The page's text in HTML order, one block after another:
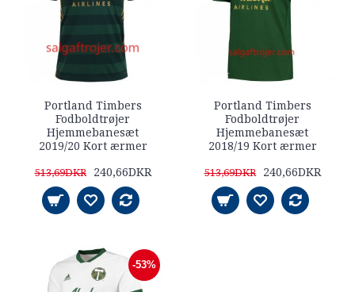
Portland Timbers
Fodboldtrøjer
Hjemmebanesæt
2019/20 Kort ærmer
513,69DKR 240,66DKR
Portland Timbers
Fodboldtrøjer
Hjemmebanesæt
2018/19 Kort ærmer
513,69DKR 240,66DKR
-53%